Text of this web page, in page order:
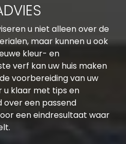
u niet alleen over de
maar kunnen u ook
kleur- en
verf kan uw huis maken
voorbereiding van uw
u klaar met tips en
over een passend
een eindresultaat waar